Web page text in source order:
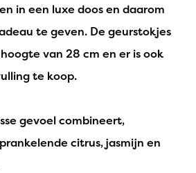
in een luxe doos en daarom
te geven. De geurstokjes
van 28 cm en er is ook
te koop.
gevoel combineert,
citrus, jasmijn en